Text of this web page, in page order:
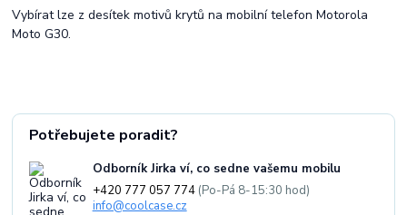
Potřebujete poradit?
Odborník Jirka ví, co sedne vašemu mobilu
+420 777 057 774 (Po-Pá 8-15:30 hod)
info@coolcase.cz
Vybírat lze z desítek motivů krytů na mobilní telefon Motorola
Moto G30.